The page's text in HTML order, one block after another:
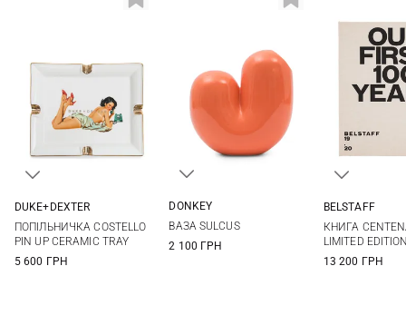
DUKE+DEXTER
ПОПІЛЬНИЧКА COSTELLO
PIN UP CERAMIC TRAY
5 600 ГРН
DONKEY
ВАЗА SULCUS
2 100 ГРН
BELSTAFF
КНИГА
LIMITED
13 200 ГРН